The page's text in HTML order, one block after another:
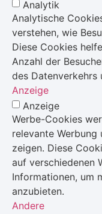
Analytik
Analytische
verstehen, wie
Diese Cookies
Anzahl der
des Datenverkehrs
Anzeige
Anzeige
Werbe-Cookies
relevante
zeigen. Diese
auf verschiedenen
Informationen, um
anzubieten.
Andere